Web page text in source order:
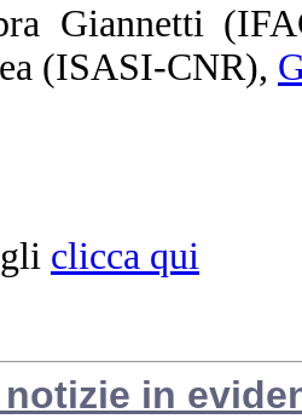
Giannetti
(ISASI-CNR),
clicca qui
in